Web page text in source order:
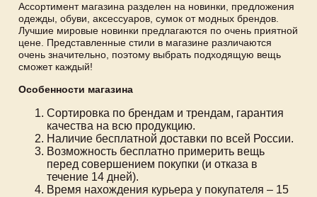
Ассортимент магазина разделен на новинки, предложения
одежды, обуви, аксессуаров, сумок от модных брендов.
Лучшие мировые новинки предлагаются по очень приятной
цене. Представленные стили в магазине различаются
очень значительно, поэтому выбрать подходящую вещь
сможет каждый!
Особенности магазина
Сортировка по брендам и трендам, гарантия
качества на всю продукцию.
Наличие бесплатной доставки по всей России.
Возможность бесплатно примерить вещь
перед совершением покупки (и отказа в
течение 14 дней).
Время нахождения курьера у покупателя – 15